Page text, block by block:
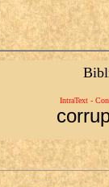
IntraText -